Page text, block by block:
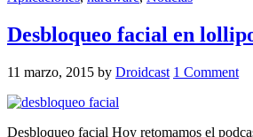
Desbloqueo facial en
11 marzo, 2015 by Droidcast 1 Comment
Desbloqueo facial Hoy retomamos el